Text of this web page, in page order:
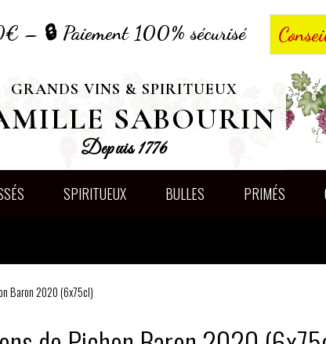
– 🔒 Paiement 100% sécurisé
GRANDS VINS & SPIRITUEUX
SABOURIN
Depuis 1776
SPIRITUEUX BULLES PRIMÉS
Baron 2020 (6x75cl)